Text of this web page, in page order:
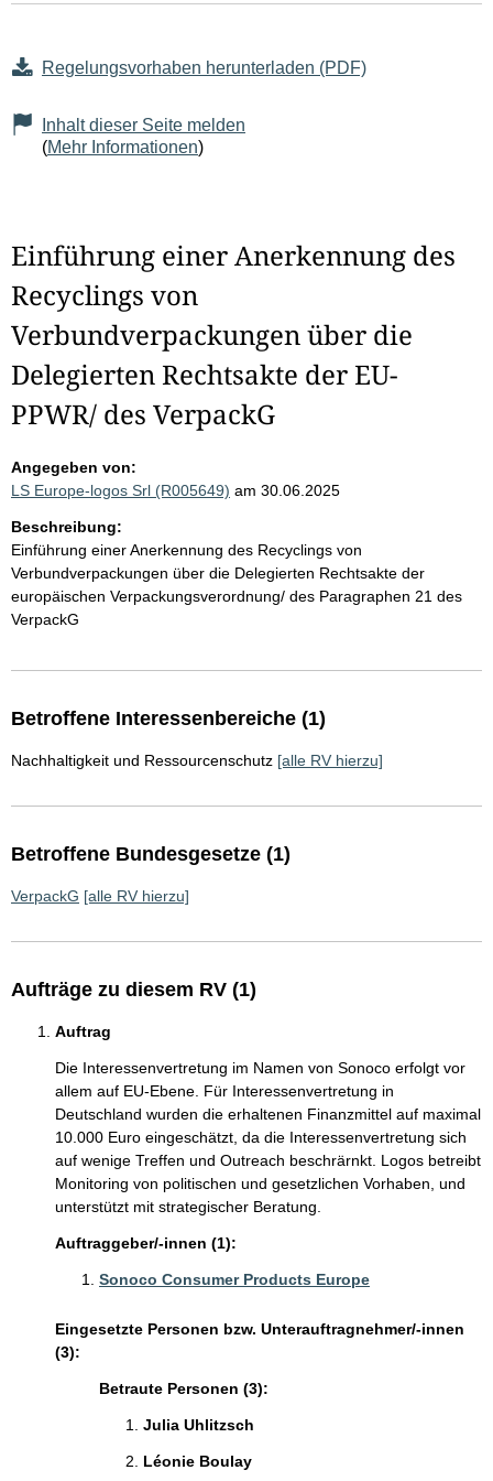
Regelungsvorhaben herunterladen (PDF)
Inhalt dieser Seite melden
(Mehr Informationen)
Einführung einer Anerkennung des
Recyclings von
Verbundverpackungen über die
Delegierten Rechtsakte der EU-
PPWR/ des VerpackG
Angegeben von:
LS Europe-logos Srl (R005649) am 30.06.2025
Beschreibung:
Einführung einer Anerkennung des Recyclings von
Verbundverpackungen über die Delegierten Rechtsakte der
europäischen Verpackungsverordnung/ des Paragraphen 21 des
VerpackG
Betroffene Interessenbereiche (1)
Nachhaltigkeit und Ressourcenschutz [alle RV hierzu]
Betroffene Bundesgesetze (1)
VerpackG [alle RV hierzu]
Aufträge zu diesem RV (1)
Auftrag
Die Interessenvertretung im Namen von Sonoco erfolgt vor
allem auf EU-Ebene. Für Interessenvertretung in
Deutschland wurden die erhaltenen Finanzmittel auf maximal
10.000 Euro eingeschätzt, da die Interessenvertretung sich
auf wenige Treffen und Outreach beschrärnkt. Logos betreibt
Monitoring von politischen und gesetzlichen Vorhaben, und
unterstützt mit strategischer Beratung.
Auftraggeber/-innen (1):
Sonoco Consumer Products Europe
Eingesetzte Personen bzw. Unterauftragnehmer/-innen
(3):
Betraute Personen (3):
Julia Uhlitzsch
Léonie Boulay